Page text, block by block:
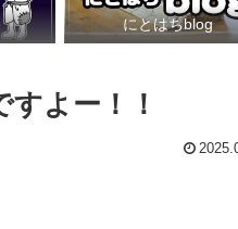
にとはちblog
よー！！